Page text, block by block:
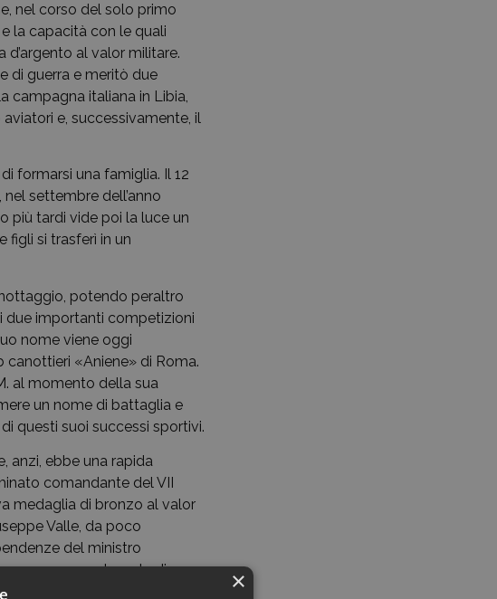
nel corso del solo primo
la capacità con le quali
al valor militare.
di guerra e meritò due
campagna italiana in Libia,
e, successivamente, il
formarsi una famiglia. Il 12
settembre dell’anno
più tardi vide poi la luce un
figli si trasferì in un
potendo peraltro
due importanti competizioni
nome viene oggi
canottieri «Aniene» di Roma.
al momento della sua
un nome di battaglia e
questi suoi successi sportivi.
anzi, ebbe una rapida
comandante del VII
medaglia di bronzo al valor
Valle, da poco
del ministro
promosso al grado di
stormo. Fu però nel corso
×